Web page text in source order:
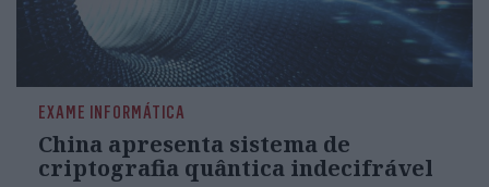
EXAME INFORMÁTICA
China apresenta sistema de
criptografia quântica indecifrável